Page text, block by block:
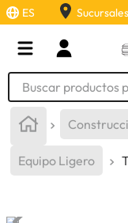
ES Sucursales
Buscar productos
Equipo Ligero
TÉRMINOS
2.
aceite